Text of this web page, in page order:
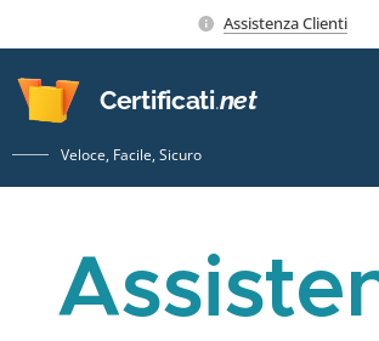
Assistenza Clienti
Certificati.net
Veloce, Facile, Sicuro